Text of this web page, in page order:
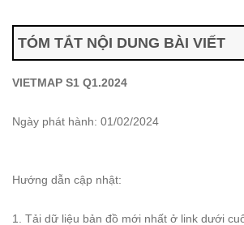
TÓM TẮT NỘI DUNG BÀI VIẾT
VIETMAP S1 Q1.2024
Ngày phát hành: 01/02/2024
Hướng dẫn cập nhật:
1. Tải dữ liệu bản đồ mới nhất ở link dưới